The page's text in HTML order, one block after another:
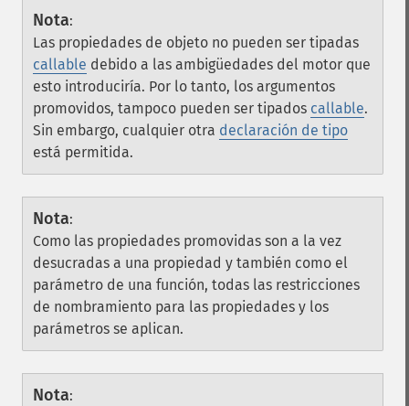
Nota:
Las propiedades de objeto no pueden ser tipadas
callable debido a las ambigüedades del motor que
esto introduciría. Por lo tanto, los argumentos
promovidos, tampoco pueden ser tipados callable.
Sin embargo, cualquier otra declaración de tipo
está permitida.
Nota:
Como las propiedades promovidas son a la vez
desucradas a una propiedad y también como el
parámetro de una función, todas las restricciones
de nombramiento para las propiedades y los
parámetros se aplican.
Nota: